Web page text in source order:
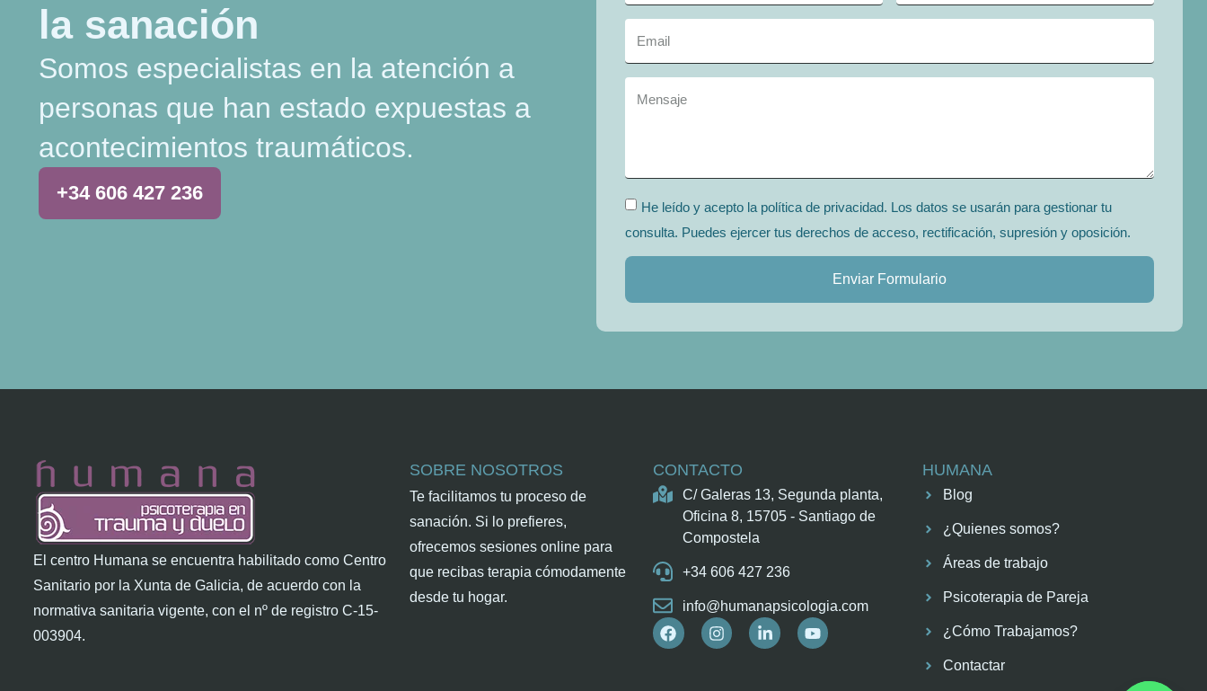
la sanación
Somos especialistas en la atención a
personas que han estado expuestas a
acontecimientos traumáticos.
+34 606 427 236
He leído y acepto la política de privacidad. Los datos se usarán para gestionar tu
consulta. Puedes ejercer tus derechos de acceso, rectificación, supresión y oposición.
Enviar Formulario
El centro Humana se encuentra habilitado como Centro
Sanitario por la Xunta de Galicia, de acuerdo con la
normativa sanitaria vigente, con el nº de registro C-15-
003904.
SOBRE NOSOTROS
Te facilitamos tu proceso de
sanación. Si lo prefieres,
ofrecemos sesiones online para
que recibas terapia cómodamente
desde tu hogar.
CONTACTO
C/ Galeras 13, Segunda planta,
Oficina 8, 15705 - Santiago de
Compostela
+34 606 427 236
info@humanapsicologia.com
HUMANA
Blog
¿Quienes somos?
Áreas de trabajo
Psicoterapia de Pareja
¿Cómo Trabajamos?
Contactar